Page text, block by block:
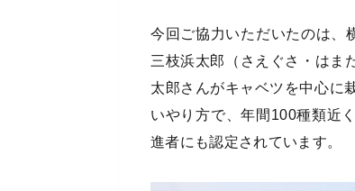
今回ご協力いただいたのは、
三枝浜太郎（さえぐさ・はま
太郎さんがキャベツを中心に
いやり方で、年間100種類近
進者にも認定されています。